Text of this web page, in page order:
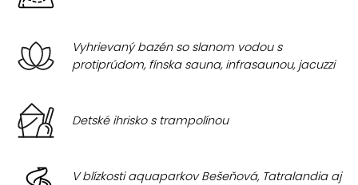
Vyhrievaný bazén so slanom vodou s
protiprúdom, fínska sauna, infrasaunou, jacuzzi
Detské ihrisko s trampolínou
V blízkosti aquaparkov Bešeňová, Tatralandia aj